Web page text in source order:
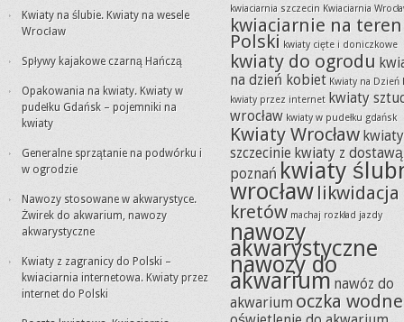
Kwiaty na ślubie. Kwiaty na wesele
Wrocław
Spływy kajakowe czarną Hańczą
Opakowania na kwiaty. Kwiaty w
pudełku Gdańsk – pojemniki na
kwiaty
Generalne sprzątanie na podwórku i
w ogrodzie
Nawozy stosowane w akwarystyce.
Żwirek do akwarium, nawozy
akwarystyczne
Kwiaty z zagranicy do Polski –
kwiaciarnia internetowa. Kwiaty przez
internet do Polski
kwiaciarnia szczecin Kwiaciarnia
kwiaciarnie na
Polski kwiaty cięte i doniczkowe
kwiaty do ogrodu
na dzień kobiet Kwiaty na Dzień
kwiaty przez internet kwiaty
wrocław kwiaty w pudełku gdańsk
Kwiaty Wrocław
szczecinie kwiaty z dostawą
poznań kwiaty
wrocław likwidacja
kretów machaj rozkład jazdy
nawozy
akwarystyczne
nawozy do
akwarium nawóz do
akwarium oczka wodne